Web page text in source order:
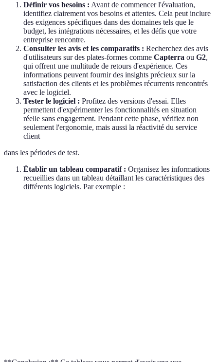
Définir vos besoins : Avant de commencer l'évaluation,
identifiez clairement vos besoins et attentes. Cela peut inclure
des exigences spécifiques dans des domaines tels que le
budget, les intégrations nécessaires, et les défis que votre
entreprise rencontre.
Consulter les avis et les comparatifs : Recherchez des avis
d'utilisateurs sur des plates-formes comme Capterra ou G2,
qui offrent une multitude de retours d'expérience. Ces
informations peuvent fournir des insights précieux sur la
satisfaction des clients et les problèmes récurrents rencontrés
avec le logiciel.
Tester le logiciel : Profitez des versions d'essai. Elles
permettent d'expérimenter les fonctionnalités en situation
réelle sans engagement. Pendant cette phase, vérifiez non
seulement l'ergonomie, mais aussi la réactivité du service
client
dans les périodes de test.
Établir un tableau comparatif : Organisez les informations
recueillies dans un tableau détaillant les caractéristiques des
différents logiciels. Par exemple :